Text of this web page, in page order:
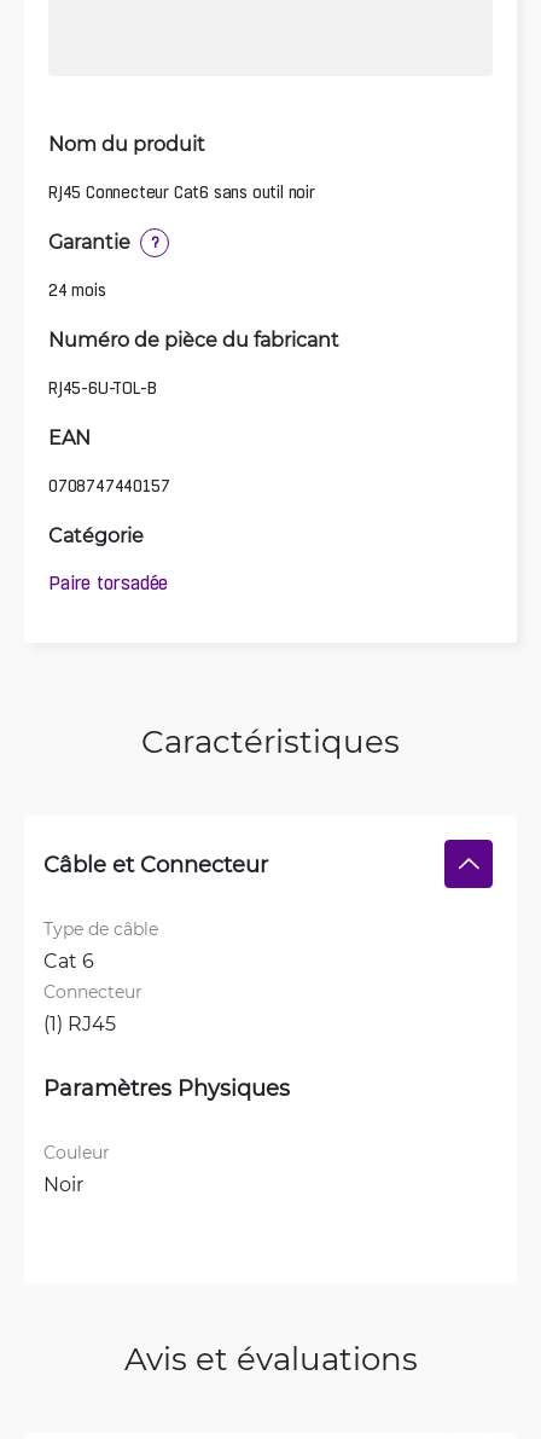
Nom du produit
RJ45 Connecteur Cat6 sans outil noir
Garantie ?
24 mois
Numéro de pièce du fabricant
RJ45-6U-TOL-B
EAN
0708747440157
Catégorie
Paire torsadée
Caractéristiques
Câble et Connecteur
Type de câble
Cat 6
Connecteur
(1) RJ45
Paramètres Physiques
Couleur
Noir
Avis et évaluations